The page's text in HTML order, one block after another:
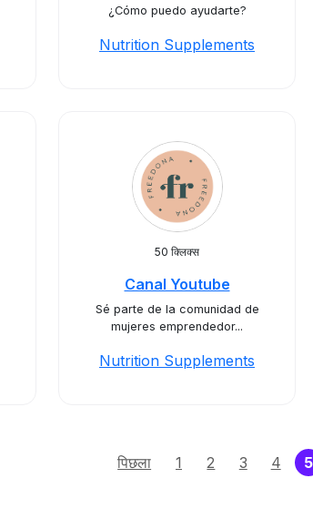
¿Cómo puedo ayudarte?
Nutrition Supplements
50 क्लिक्स
Canal Youtube
Sé parte de la comunidad de
mujeres emprendedor...
Nutrition Supplements
पिछला 1 2 3 4 5